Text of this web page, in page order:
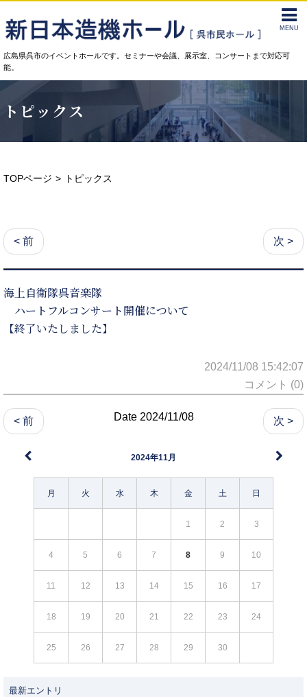
広島県呉市のイベントホールです。セミナーや会議、展示室、コンサートまで対応可
能。
トピックス
TOPページ トピックス
< 前 次 >
海上自衛隊呉音楽隊
ハートフルコンサート開催について
【終了いたしました】
2024/11/08 15:42:07
コメント (0)
< 前 次 >
Date 2024/11/08
2024年11月
月 火 水 木 金 土 日
1 2 3
4 5 6 7 8 9 10
11 12 13 14 15 16 17
18 19 20 21 22 23 24
25 26 27 28 29 30
最新エントリ
MENU